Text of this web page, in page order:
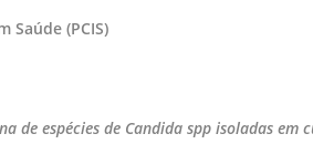
Saúde (PCIS)
espécies de Candida spp isoladas